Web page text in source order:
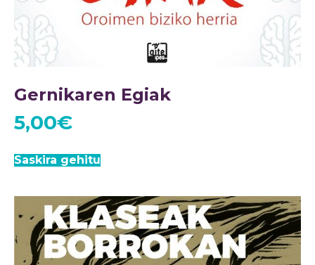
Gernikaren Egiak
5,00€
Saskira gehitu